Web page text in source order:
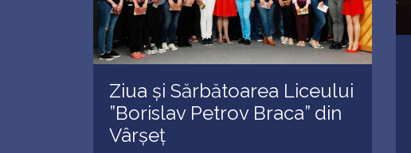
Ziua și Sărbătoarea Liceului
”Borislav Petrov Braca” din
Vârșeț